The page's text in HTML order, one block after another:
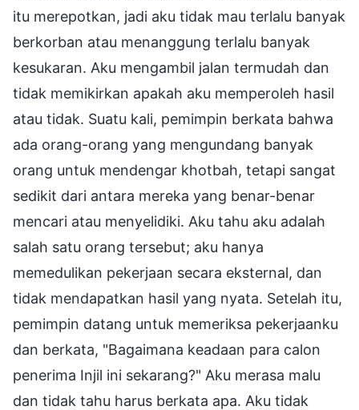
itu merepotkan, jadi aku tidak mau terlalu banyak
berkorban atau menanggung terlalu banyak
kesukaran. Aku mengambil jalan termudah dan
tidak memikirkan apakah aku memperoleh hasil
atau tidak. Suatu kali, pemimpin berkata bahwa
ada orang-orang yang mengundang banyak
orang untuk mendengar khotbah, tetapi sangat
sedikit dari antara mereka yang benar-benar
mencari atau menyelidiki. Aku tahu aku adalah
salah satu orang tersebut; aku hanya
memedulikan pekerjaan secara eksternal, dan
tidak mendapatkan hasil yang nyata. Setelah itu,
pemimpin datang untuk memeriksa pekerjaanku
dan berkata, "Bagaimana keadaan para calon
penerima Injil ini sekarang?" Aku merasa malu
dan tidak tahu harus berkata apa. Aku tidak